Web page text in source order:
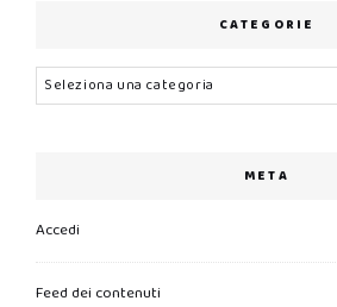
CATEGORIE
Categorie
META
Accedi
Feed dei contenuti